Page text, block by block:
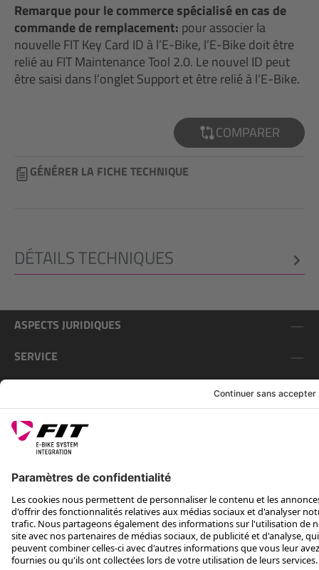
Remarque pour le commerce spécialisé en cas de
commande de remplacement: pour associer la
nouvelle FIT Key Card ID à l’E-Bike, l’E-Bike doit être
relié au FIT Maintenance Tool 2.0. Le nouvel ID peut
être saisi dans l’onglet Support et être relié à l’E-Bike.
COMPARER
GÉNÉRER LA FICHE TECHNIQUE
DÉTAILS TECHNIQUES
ASPECTS JURIDIQUES
SERVICE
*Prix de vente conseillé, TVA incluse, plus frais d'expédition et TEA